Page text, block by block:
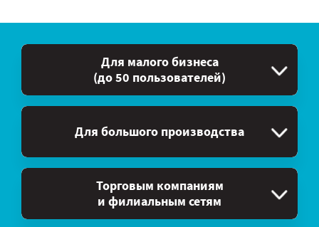
Для малого бизнеса
(до 50 пользователей)
Для большого производства
Торговым компаниям
и филиальным сетям